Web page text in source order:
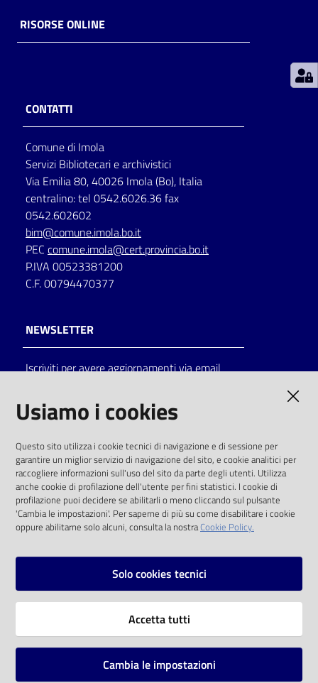
Decentrate
Seguici
su
on line
Eventi
Chiedi al
bibliotecario
Avvisi
RISORSE ONLINE
CONTATTI
Comune di Imola
Servizi Bibliotecari e archivistici
Via Emilia 80, 40026 Imola (Bo), Italia
centralino: tel 0542.6026.36 fax
0542.602602
bim@comune.imola.bo.it
PEC comune.imola@cert.provincia.bo.it
P.IVA 00523381200
C.F. 00794470377
NEWSLETTER
Iscriviti per avere aggiornamenti via email
solo alle condizioni previste dalla direttiva
comunitaria 2003/98/CE e dal d.lgs. 36/2006
SOCIAL
Instagram
Vai alla pagina
Usiamo i cookies
Questo sito utilizza i cookie tecnici di navigazione e di sessione per
garantire un miglior servizio di navigazione del sito, e cookie analitici per
raccogliere informazioni sull'uso del sito da parte degli utenti. Utilizza
anche cookie di profilazione dell'utente per fini statistici. I cookie di
profilazione puoi decidere se abilitarli o meno cliccando sul pulsante
'Cambia le impostazioni'. Per saperne di più su come disabilitare i cookie
oppure abilitarne solo alcuni, consulta la nostraCookie Policy.
Solo cookies tecnici
Accetta tutti
Cambia le impostazioni